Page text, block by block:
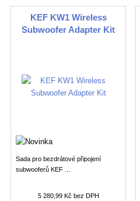
KEF KW1 Wireless
Subwoofer Adapter Kit
Sada pro bezdrátové připojení
subwooferů KEF ...
5 280,99 Kč bez DPH